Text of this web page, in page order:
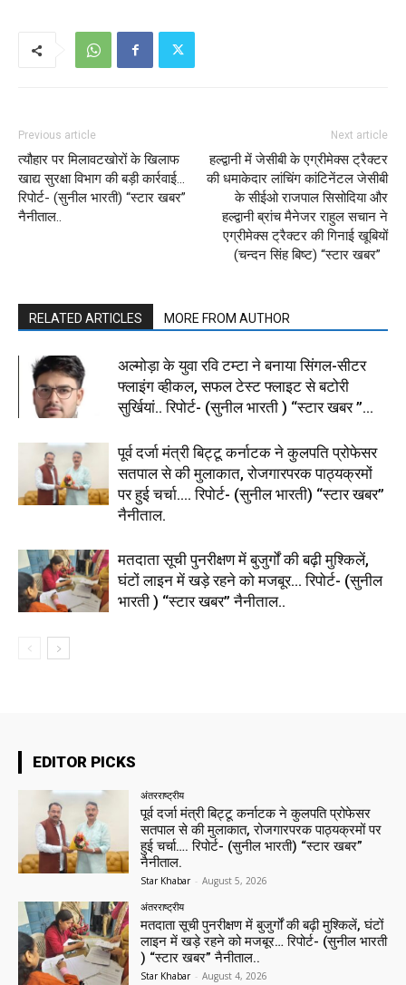
Previous article
त्यौहार पर मिलावटखोरों के खिलाफ
खाद्य सुरक्षा विभाग की बड़ी कार्रवाई…
रिपोर्ट- (सुनील भारती) “स्टार खबर”
नैनीताल..
Next article
हल्द्वानी में जेसीबी के एग्रीमेक्स ट्रैक्टर
की धमाकेदार लांचिंग कांटिनेंटल जेसीबी
के सीईओ राजपाल सिसोदिया और
हल्द्वानी ब्रांच मैनेजर राहुल सचान ने
एग्रीमेक्स ट्रैक्टर की गिनाई खूबियों
(चन्दन सिंह बिष्ट) “स्टार खबर”
RELATED ARTICLES MORE FROM AUTHOR
अल्मोड़ा के युवा रवि टम्टा ने बनाया सिंगल-सीटर
फ्लाइंग व्हीकल, सफल टेस्ट फ्लाइट से बटोरी
सुर्खियां.. रिपोर्ट- (सुनील भारती ) “स्टार खबर ”...
पूर्व दर्जा मंत्री बिट्टू कर्नाटक ने कुलपति प्रोफेसर
सतपाल से की मुलाकात, रोजगारपरक पाठ्यक्रमों
पर हुई चर्चा…. रिपोर्ट- (सुनील भारती) “स्टार खबर”
नैनीताल.
मतदाता सूची पुनरीक्षण में बुजुर्गों की बढ़ी मुश्किलें,
घंटों लाइन में खड़े रहने को मजबूर… रिपोर्ट- (सुनील
भारती ) “स्टार खबर” नैनीताल..
EDITOR PICKS
अंतरराष्ट्रीय
पूर्व दर्जा मंत्री बिट्टू कर्नाटक ने कुलपति प्रोफेसर
सतपाल से की मुलाकात, रोजगारपरक पाठ्यक्रमों पर
हुई चर्चा…. रिपोर्ट- (सुनील भारती) “स्टार खबर”
नैनीताल.
Star Khabar - August 5, 2026
अंतरराष्ट्रीय
मतदाता सूची पुनरीक्षण में बुजुर्गों की बढ़ी मुश्किलें, घंटों
लाइन में खड़े रहने को मजबूर… रिपोर्ट- (सुनील भारती
) “स्टार खबर” नैनीताल..
Star Khabar - August 4, 2026